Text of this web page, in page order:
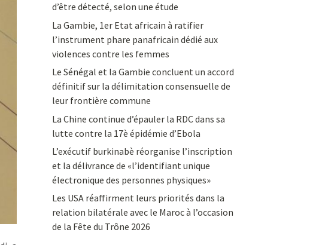
d’être détecté, selon une étude
La Gambie, 1er Etat africain à ratifier
l’instrument phare panafricain dédié aux
violences contre les femmes
Le Sénégal et la Gambie concluent un accord
définitif sur la délimitation consensuelle de
leur frontière commune
La Chine continue d’épauler la RDC dans sa
lutte contre la 17è épidémie d’Ebola
L’exécutif burkinabè réorganise l’inscription
et la délivrance de «l’identifiant unique
électronique des personnes physiques»
Les USA réaffirment leurs priorités dans la
relation bilatérale avec le Maroc à l’occasion
de la Fête du Trône 2026